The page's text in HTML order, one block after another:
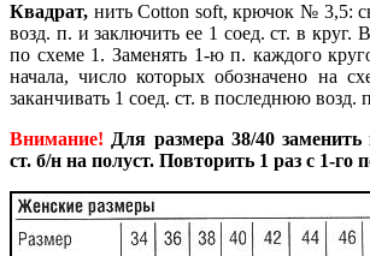
Квадрат, нить Cotton soft, крючок № 3,5:
возд. п. и заключить ее 1 соед. ст. в круг.
по схеме 1. Заменять 1-ю п. каждого
начала, число которых обозначено на
заканчивать 1 соед. ст. в последнюю возд.
Внимание! Для размера 38/40
ст. б/н на полуст. Повторить 1 раз с 1-го